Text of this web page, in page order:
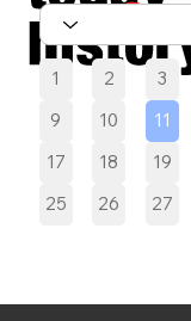
1 2 3
9
10 11
17
18 19
25
26 27